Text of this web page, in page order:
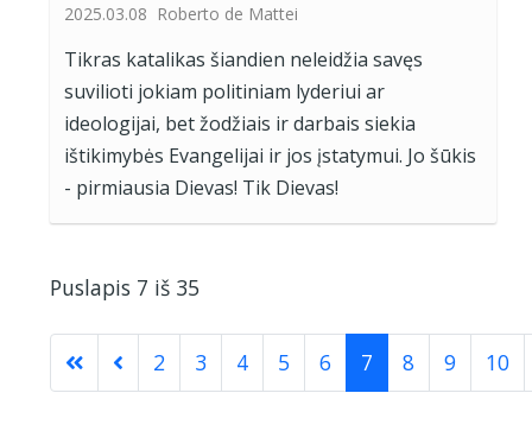
2025.03.08 Roberto de Mattei
Tikras katalikas šiandien neleidžia savęs
suvilioti jokiam politiniam lyderiui ar
ideologijai, bet žodžiais ir darbais siekia
ištikimybės Evangelijai ir jos įstatymui. Jo šūkis
- pirmiausia Dievas! Tik Dievas!
Puslapis 7 iš 35
2 3 4 5 6 7 8 9 10